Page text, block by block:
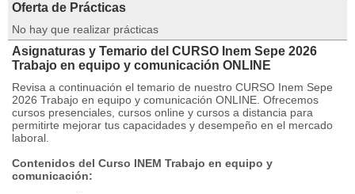
Oferta de Prácticas
No hay que realizar prácticas
Asignaturas y Temario del CURSO Inem Sepe 2026
Trabajo en equipo y comunicación ONLINE
Revisa a continuación el temario de nuestro CURSO Inem Sepe
2026 Trabajo en equipo y comunicación ONLINE. Ofrecemos
cursos presenciales, cursos online y cursos a distancia para
permitirte mejorar tus capacidades y desempeño en el mercado
laboral.
Contenidos del Curso INEM Trabajo en equipo y
comunicación: